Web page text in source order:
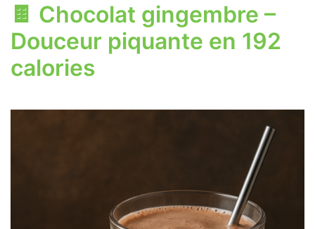
🍫 Chocolat gingembre –
Douceur piquante en 192
calories